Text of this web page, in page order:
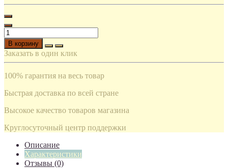
В корзину
Заказать в один клик
100% гарантия на весь товар
Быстрая доставка по всей стране
Высокое качество товаров магазина
Круглосуточный центр поддержки
Описание
Характеристики
Отзывы (0)